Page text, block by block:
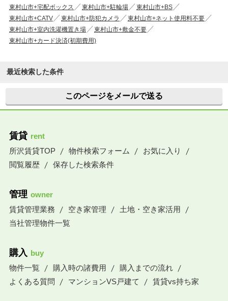
東村山市+宅配ボックス
東村山市+駐輪場
東村山市+BS
東村山市+CATV
東村山市+防犯カメラ
東村山市+ネット使用料不要
東村山市+室内洗濯機置き場
東村山市+敷金不要
東村山市+カード決済(初期費用)
最近検索した条件
このページをメールで送る
賃貸 rent
所沢賃貸TOP
物件検索フォーム
お気に入り
閲覧履歴
保存した検索条件
管理 owner
賃貸管理業務
空き家管理
土地・空き家活用
当社管理物件一覧
購入 buy
物件一覧
購入時の諸費用
購入までの流れ
よくある質問
マンションVS戸建て 賃貸vs持ち家